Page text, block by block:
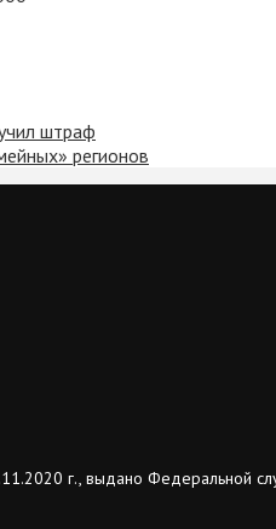
штраф
регионов
г., выдано Федеральной